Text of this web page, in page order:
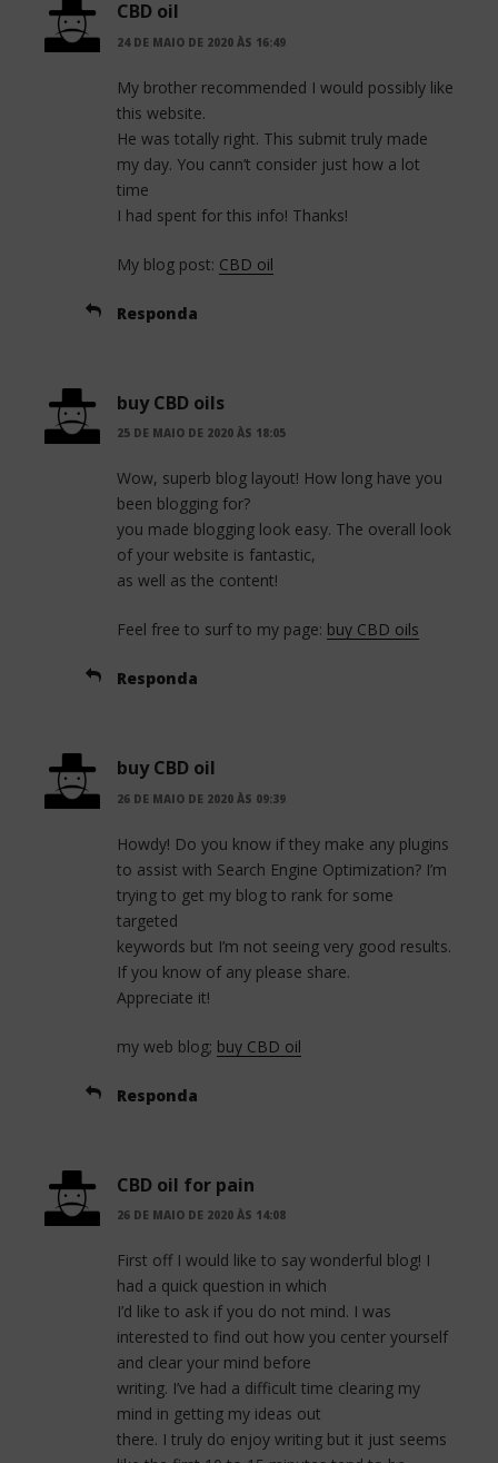
CBD oil
24 DE MAIO DE 2020 ÀS 16:49
My brother recommended I would possibly like
this website.
He was totally right. This submit truly made
my day. You cann’t consider just how a lot
time
I had spent for this info! Thanks!
My blog post: CBD oil
Responda
buy CBD oils
25 DE MAIO DE 2020 ÀS 18:05
Wow, superb blog layout! How long have you
been blogging for?
you made blogging look easy. The overall look
of your website is fantastic,
as well as the content!
Feel free to surf to my page: buy CBD oils
Responda
buy CBD oil
26 DE MAIO DE 2020 ÀS 09:39
Howdy! Do you know if they make any plugins
to assist with Search Engine Optimization? I’m
trying to get my blog to rank for some
targeted
keywords but I’m not seeing very good results.
If you know of any please share.
Appreciate it!
my web blog; buy CBD oil
Responda
CBD oil for pain
26 DE MAIO DE 2020 ÀS 14:08
First off I would like to say wonderful blog! I
had a quick question in which
I’d like to ask if you do not mind. I was
interested to find out how you center yourself
and clear your mind before
writing. I’ve had a difficult time clearing my
mind in getting my ideas out
there. I truly do enjoy writing but it just seems